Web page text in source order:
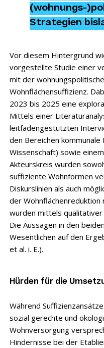
(wohnungs-
Strategien
Vor diesem Hintergrund
vorgestellte Studie einer
mit der
Wohnflächensuffizienz.
2023 bis 2025 eine
Mittels einer
leitfadengestützten
den Bereichen
Wissenschaft) sowie
Akteurskreis wurden
suffiziente Wohnformen
Diskurslinien als auch
der
wurden mittels
Die Aussagen in den
Wesentlichen auf den
et al. i. E.).
Hürden für die
Während
sozial gerechte und
Wohnversorgung
Hindernisse bei der